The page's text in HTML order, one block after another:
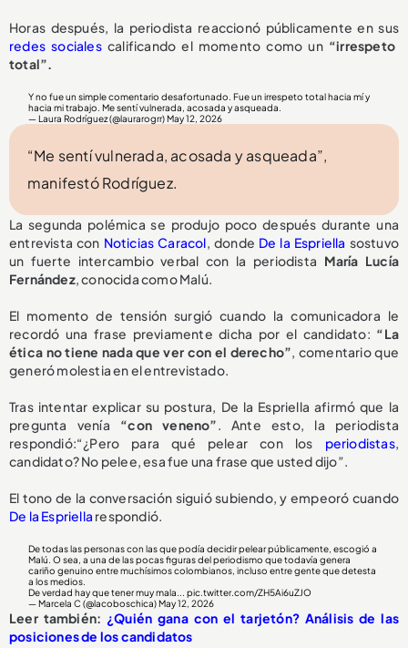
Horas después, la periodista reaccionó públicamente en sus
redes socialescalificando el momento como un “irrespeto
total”.
Y no fue un simple comentario desafortunado. Fue un irrespeto total hacia mí y
hacia mi trabajo. Me sentí vulnerada, acosada y asqueada.
— Laura Rodríguez (@laurarogrr)May 12, 2026
“Me sentí vulnerada, acosada y asqueada”,
manifestó Rodríguez.
La segunda polémica se produjo poco después durante una
entrevista con Noticias Caracol , donde De la Espriella sostuvo
un fuerte intercambio verbal con la periodista María Lucía
Fernández, conocida como Malú.
El momento de tensión surgió cuando la comunicadora le
recordó una frase previamente dicha por el candidato: “La
ética no tiene nada que ver con el derecho” , comentario que
generó molestia en el entrevistado.
Tras intentar explicar su postura, De la Espriella afirmó que la
pregunta venía “con veneno” . Ante esto, la periodista
respondió:“¿Pero para qué pelear con los periodistas,
candidato? No pelee, esa fue una frase que usted dijo”.
El tono de la conversación siguió subiendo, y empeoró cuando
De la Espriella respondió.
De todas las personas con las que podía decidir pelear públicamente, escogió a
Malú. O sea, a una de las pocas figuras del periodismo que todavía genera
cariño genuino entre muchísimos colombianos, incluso entre gente que detesta
a los medios.
De verdad hay que tener muy mala...pic.twitter.com/ZH5Ai6uZJO
— Marcela C (@lacoboschica)May 12, 2026
Leer también: ¿Quién gana con el tarjetón? Análisis de las
posiciones de los candidatos